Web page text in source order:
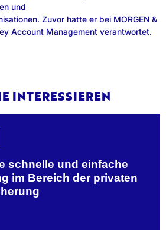
und
Zuvor hatte er bei MORGEN &
Account Management verantwortet.
INTERESSIEREN
schnelle und einfache
im Bereich der privaten